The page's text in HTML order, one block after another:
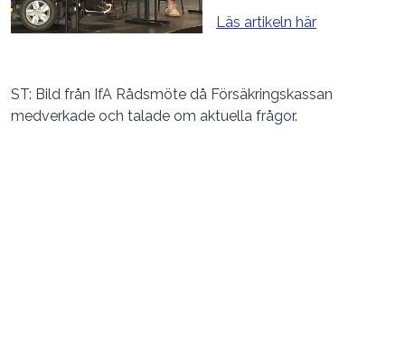
Läs artikeln här
ST: Bild från IfA Rådsmöte då Försäkringskassan
medverkade och talade om aktuella frågor.